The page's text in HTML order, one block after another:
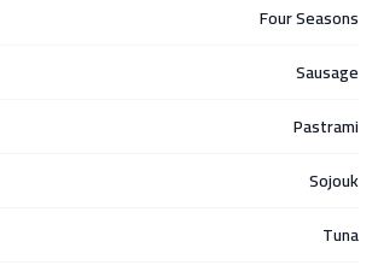
Four Seasons
Sausage
Pastrami
Sojouk
Tuna